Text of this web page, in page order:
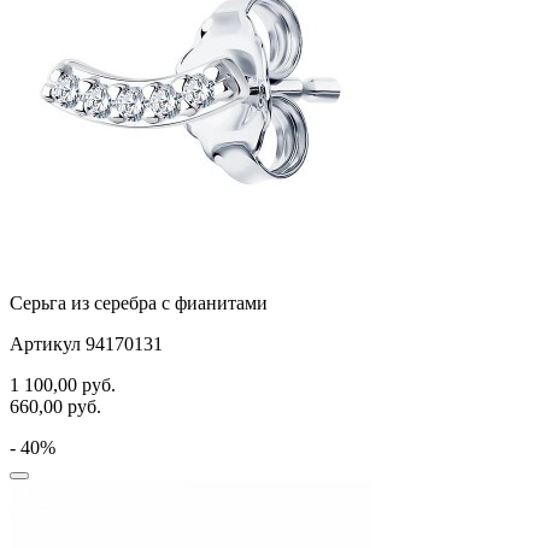
Серьга из серебра с фианитами
Артикул 94170131
1 100,00 руб.
660,00 руб.
- 40%